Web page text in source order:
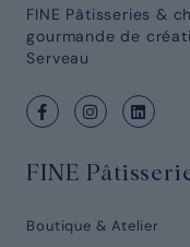
FINE Pâtisseries &
gourmande de
Serveau
FINE
Boutique & Atelier